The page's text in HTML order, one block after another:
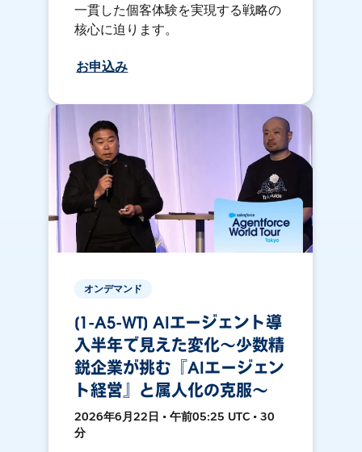
一貫した個客体験を実現する戦略の
核心に迫ります。
お申込み
オンデマンド
[1-A5-WT] AIエージェント導
入半年で見えた変化〜少数精
鋭企業が挑む『AIエージェン
ト経営』と属人化の克服〜
2026年6月22日 • 午前05:25 UTC • 30
分